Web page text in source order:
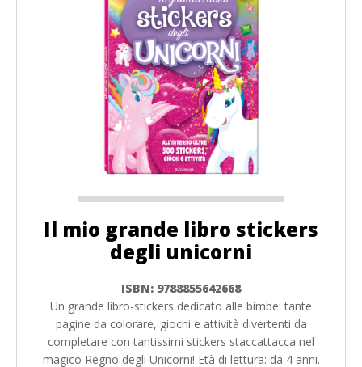
Il mio grande libro stickers
degli unicorni
ISBN: 9788855642668
Un grande libro-stickers dedicato alle bimbe: tante
pagine da colorare, giochi e attività divertenti da
completare con tantissimi stickers staccattacca nel
magico Regno degli Unicorni! Età di lettura: da 4 anni.